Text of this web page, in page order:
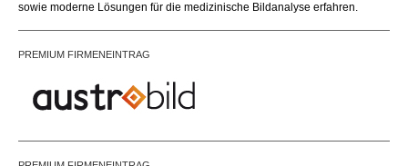
sowie moderne Lösungen für die medizinische Bildanalyse erfahren.
PREMIUM FIRMENEINTRAG